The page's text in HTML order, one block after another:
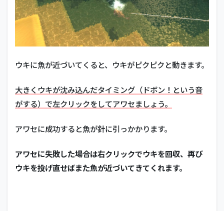
ウキに魚が近づいてくると、ウキがピクピクと動きます。
大きくウキが沈み込んだタイミング（ドボン！という音
がする）で左クリックをしてアワセましょう。
アワセに成功すると魚が針に引っかかります。
アワセに失敗した場合は右クリックでウキを回収、再び
ウキを投げ直せばまた魚が近づいてきてくれます。